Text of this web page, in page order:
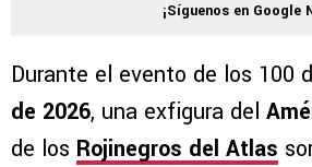
¡Síguenos en Google
Durante el evento de los 100
de 2026, una exfigura del
de los Rojinegros del Atlas